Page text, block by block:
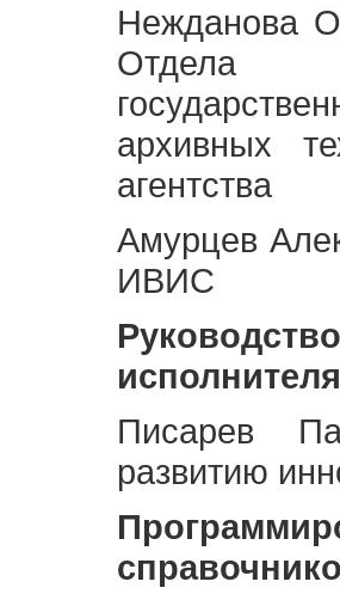
Нежданова
Отдела
архивных
агентства
Амурцев
ИВИС
исполнителя
Писарев
развитию